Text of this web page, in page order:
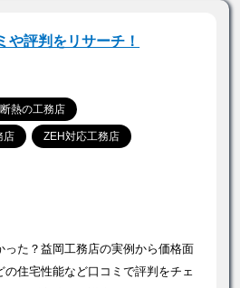
や評判をリサーチ！
熱の工務店
店 ZEH対応工務店
た？益岡工務店の実例から価格面
住宅性能など口コミで評判をチェ